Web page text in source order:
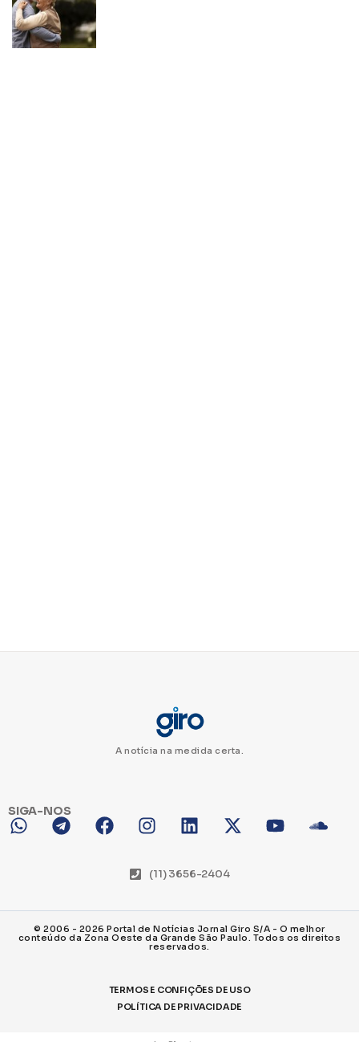
A notícia na medida certa.
SIGA-NOS
(11) 3656-2404
© 2006 - 2026 Portal de Notícias Jornal Giro S/A - O melhor
conteúdo da Zona Oeste da Grande São Paulo. Todos os direitos
reservados.
TERMOS E CONFIÇÕES DE USO
POLÍTICA DE PRIVACIDADE